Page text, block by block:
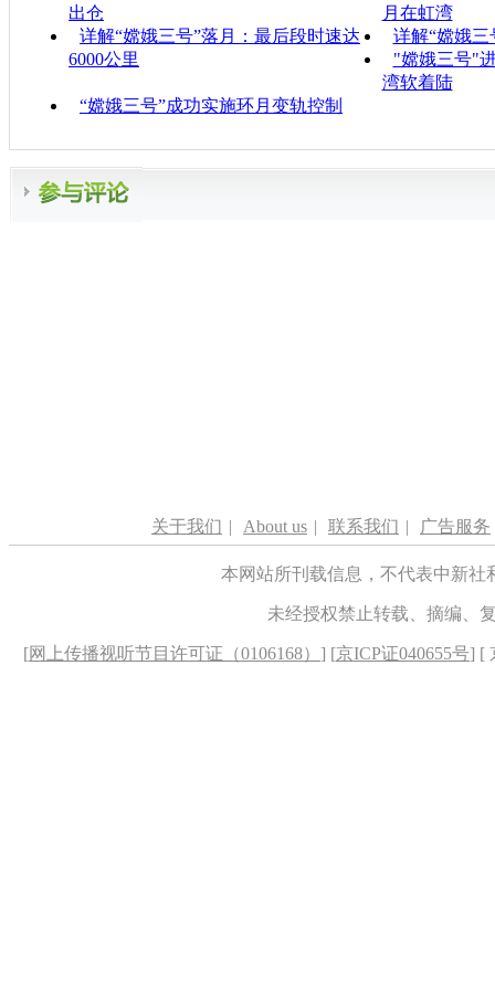
出仓
月在虹湾
详解“嫦娥三号”落月：最后段时速达
6000公里
详解“嫦娥三
"嫦娥三号"
湾软着陆
“嫦娥三号”成功实施环月变轨控制
关于我们 | About us | 联系我们 | 广告服务
本网站所刊载信息，不代表中新
未经授权禁止转载、摘编、
[网上传播视听节目许可证（0106168） ] [京ICP证040655号] [